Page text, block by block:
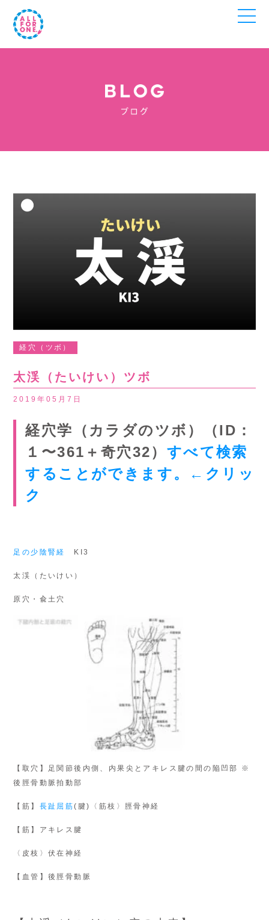
経穴（ツボ）
太渓（たいけい）ツボ
2019年05月7日
経穴学（カラダのツボ）（ID：
１〜361＋奇穴32） すべて検索
することができます。←クリッ
ク
足の少陰腎経 KI3
太渓（たいけい）
原穴・兪土穴
【取穴】足関節後内側、内果尖とアキレス腱の間の陥凹部 ※
後脛骨動脈拍動部
【筋】 長趾屈筋(腱)〈筋枝〉脛骨神経
【筋】アキレス腱
〈皮枝〉伏在神経
【血管】後脛骨動脈